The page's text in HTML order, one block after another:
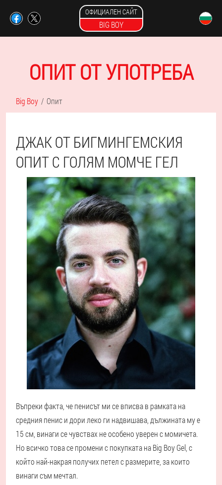
ОФИЦИАЛЕН САЙТ
BIG BOY
ОПИТ ОТ УПОТРЕБА
Big Boy Опит
ДЖАК ОТ БИГМИНГЕМСКИЯ
ОПИТ С ГОЛЯМ МОМЧЕ ГЕЛ
Въпреки факта, че пенисът ми се вписва в рамката на
средния пенис и дори леко ги надвишава, дължината му е
15 см, винаги се чувствах не особено уверен с момичета.
Но всичко това се промени с покупката на Big Boy Gel, с
който най-накрая получих петел с размерите, за които
винаги съм мечтал.